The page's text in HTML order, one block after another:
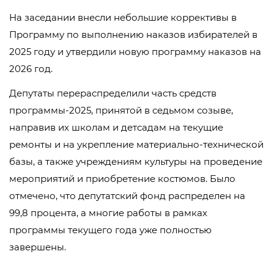
На заседании внесли небольшие коррективы в
Программу по выполнению наказов избирателей в
2025 году и утвердили новую программу наказов на
2026 год.
Депутаты перераспределили часть средств
программы-2025, принятой в седьмом созыве,
направив их школам и детсадам на текущие
ремонты и на укрепление материально-технической
базы, а также учреждениям культуры на проведение
мероприятий и приобретение костюмов. Было
отмечено, что депутатский фонд распределен на
99,8 процента, а многие работы в рамках
программы текущего года уже полностью
завершены.